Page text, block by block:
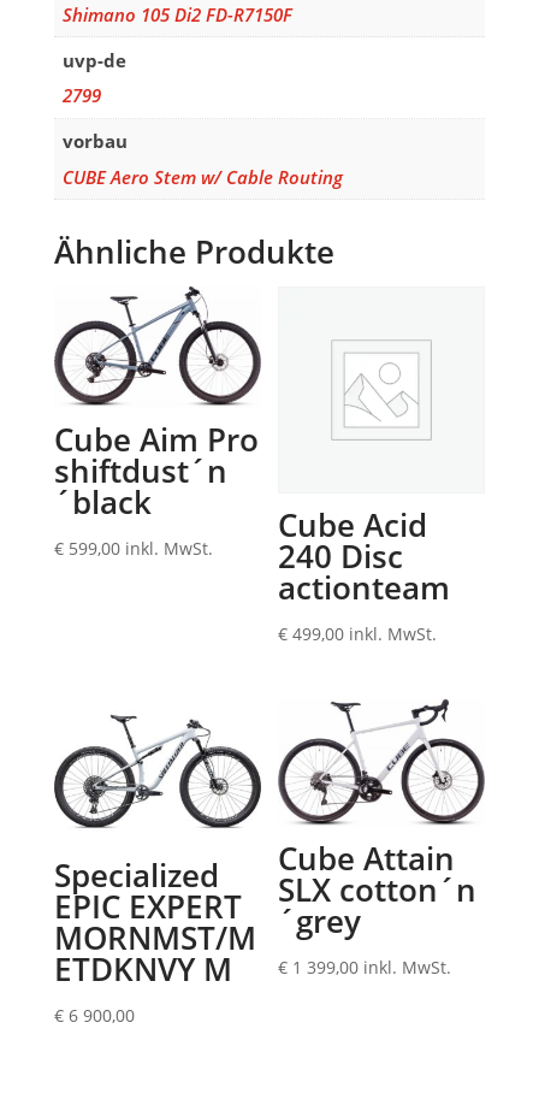
Shimano 105 Di2 FD-R7150F
uvp-de
2799
vorbau
CUBE Aero Stem w/ Cable Routing
Ähnliche Produkte
Cube Aim Pro
shiftdust´n
´black
€599,00 inkl. MwSt.
Cube Acid
240 Disc
actionteam
€ 499,00 inkl. MwSt.
Specialized
EPIC EXPERT
MORNMST/M
ETDKNVY M
€6 900,00
Cube Attain
SLX cotton´n
´grey
€ 1 399,00 inkl. MwSt.